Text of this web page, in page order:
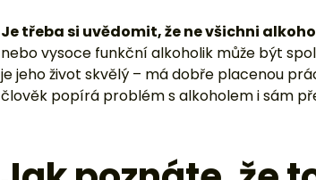
Je třeba si uvědomit, že ne všichni
nebo vysoce funkční alkoholik může být
je jeho život skvělý – má dobře placenou
člověk popírá problém s alkoholem i sám